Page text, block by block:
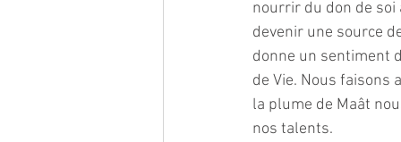
nourrir du don de
devenir une source
donne un sentiment
de Vie. Nous faisons
la plume de Maât
nos talents.